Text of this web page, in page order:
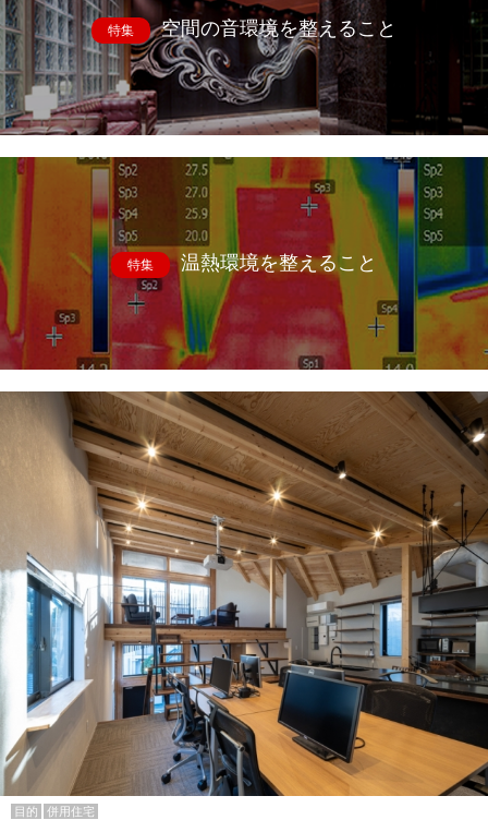
特集 空間の音環境を整えること
特集 温熱環境を整えること
目的 併用住宅